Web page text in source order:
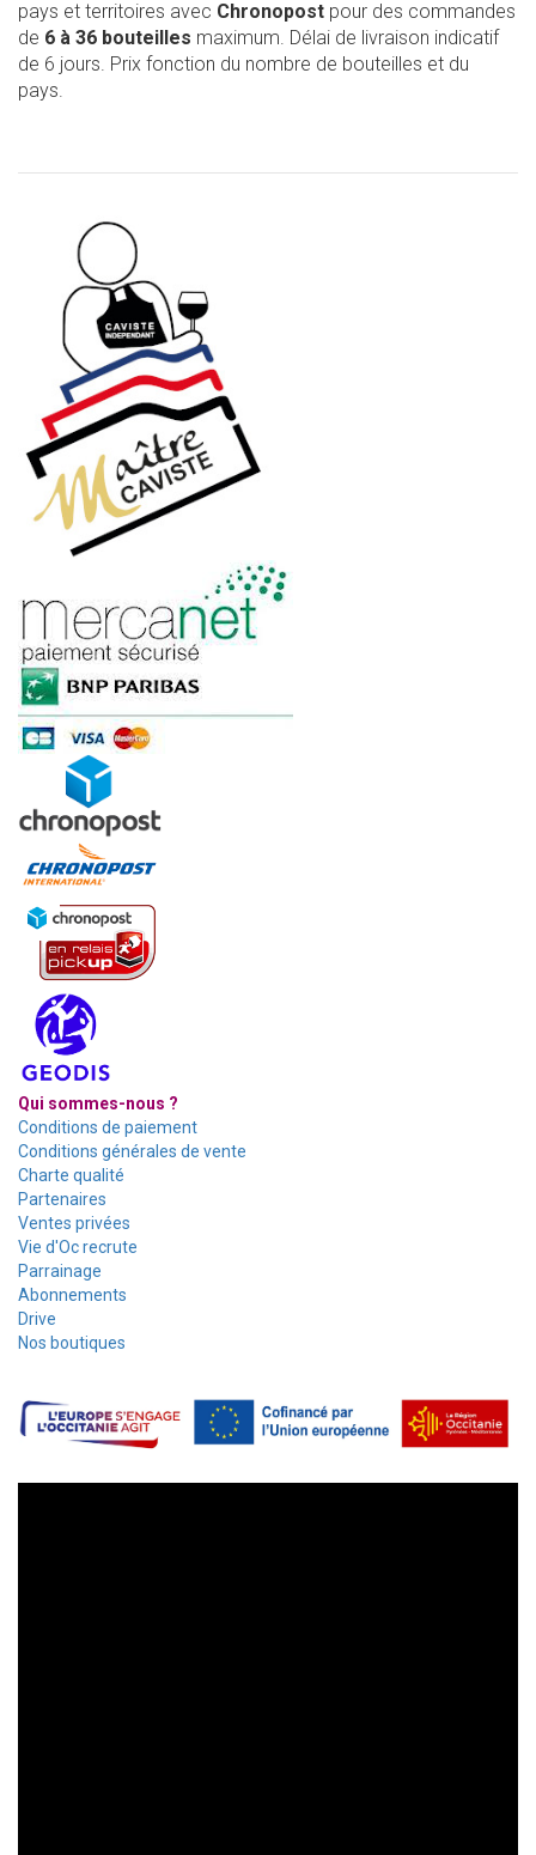
pays et territoires avec Chronopost pour des commandes
de 6 à 36 bouteilles maximum. Délai de livraison indicatif
de 6 jours. Prix fonction du nombre de bouteilles et du
pays.
Qui sommes-nous ?
Conditions de paiement
Conditions générales de vente
Charte qualité
Partenaires
Ventes privées
Vie d'Oc recrute
Parrainage
Abonnements
Drive
Nos boutiques